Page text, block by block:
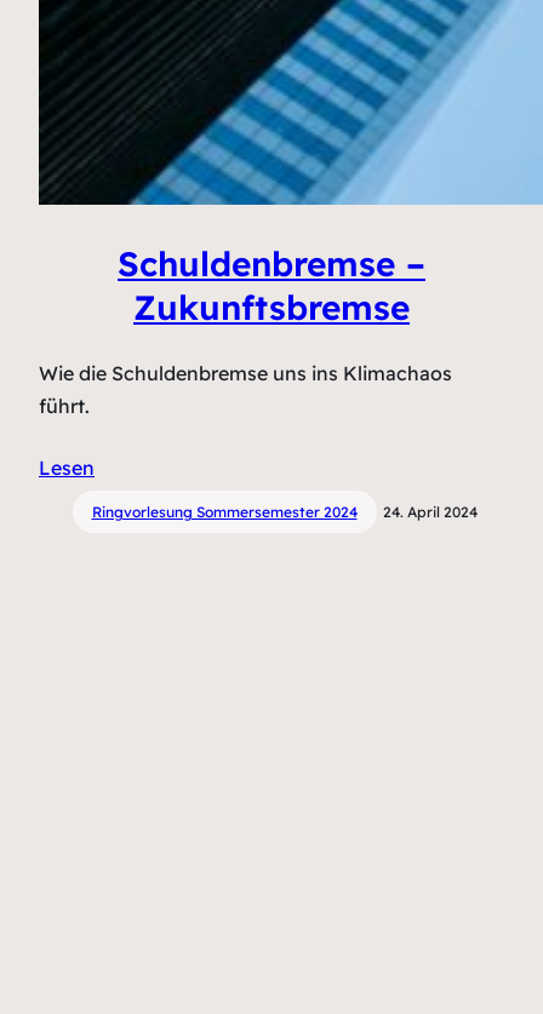
Schuldenbremse –
Zukunftsbremse
Wie die Schuldenbremse uns ins Klimachaos
führt.
Lesen
Ringvorlesung Sommersemester 2024 24. April 2024